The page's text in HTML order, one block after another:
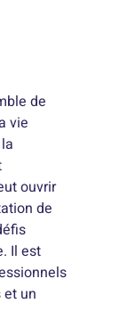
de
vie
ouvrir
de
Il est
un